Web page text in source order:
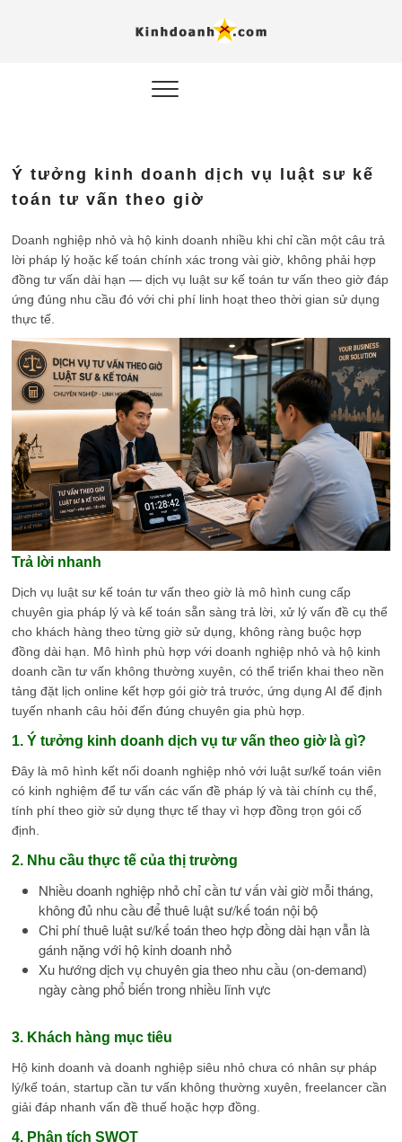
AI
Ý tưởng kinh doanh dịch vụ luật sư kế
toán tư vấn theo giờ
Doanh nghiệp nhỏ và hộ kinh doanh nhiều khi chỉ cần một câu trả
lời pháp lý hoặc kế toán chính xác trong vài giờ, không phải hợp
đồng tư vấn dài hạn — dịch vụ luật sư kế toán tư vấn theo giờ đáp
ứng đúng nhu cầu đó với chi phí linh hoạt theo thời gian sử dụng
thực tế.
Trả lời nhanh
Dịch vụ luật sư kế toán tư vấn theo giờ là mô hình cung cấp
chuyên gia pháp lý và kế toán sẵn sàng trả lời, xử lý vấn đề cụ thể
cho khách hàng theo từng giờ sử dụng, không ràng buộc hợp
đồng dài hạn. Mô hình phù hợp với doanh nghiệp nhỏ và hộ kinh
doanh cần tư vấn không thường xuyên, có thể triển khai theo nền
tảng đặt lịch online kết hợp gói giờ trả trước, ứng dụng AI để định
tuyến nhanh câu hỏi đến đúng chuyên gia phù hợp.
1. Ý tưởng kinh doanh dịch vụ tư vấn theo giờ là gì?
Đây là mô hình kết nối doanh nghiệp nhỏ với luật sư/kế toán viên
có kinh nghiệm để tư vấn các vấn đề pháp lý và tài chính cụ thể,
tính phí theo giờ sử dụng thực tế thay vì hợp đồng trọn gói cố
định.
2. Nhu cầu thực tế của thị trường
Nhiều doanh nghiệp nhỏ chỉ cần tư vấn vài giờ mỗi tháng,
không đủ nhu cầu để thuê luật sư/kế toán nội bộ
Chi phí thuê luật sư/kế toán theo hợp đồng dài hạn vẫn là
gánh nặng với hộ kinh doanh nhỏ
Xu hướng dịch vụ chuyên gia theo nhu cầu (on-demand)
ngày càng phổ biến trong nhiều lĩnh vực
3. Khách hàng mục tiêu
Hộ kinh doanh và doanh nghiệp siêu nhỏ chưa có nhân sự pháp
lý/kế toán, startup cần tư vấn không thường xuyên, freelancer cần
giải đáp nhanh vấn đề thuế hoặc hợp đồng.
4. Phân tích SWOT